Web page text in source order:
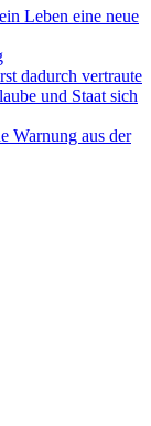
Leben eine neue
dadurch vertraute
und Staat sich
Warnung aus der